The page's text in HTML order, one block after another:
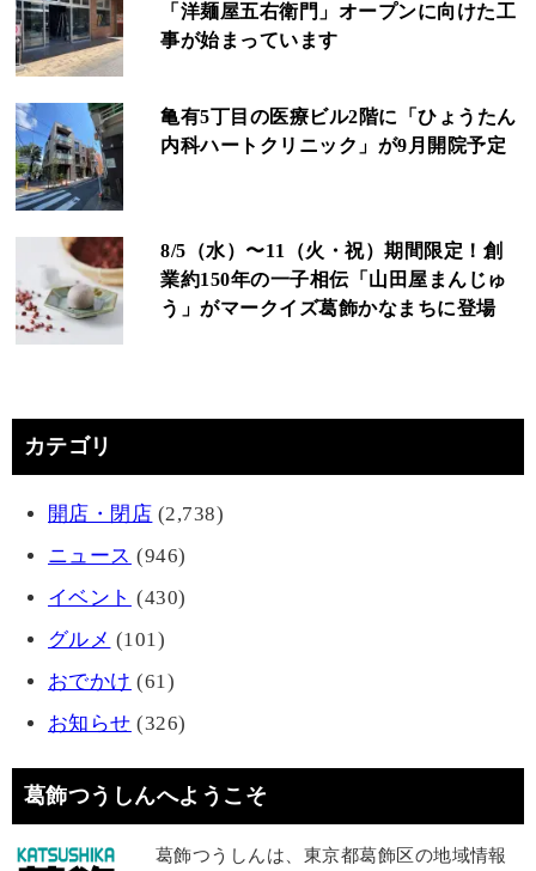
「洋麺屋五右衛門」オープンに向けた工
事が始まっています
亀有5丁目の医療ビル2階に「ひょうたん
内科ハートクリニック」が9月開院予定
8/5（水）〜11（火・祝）期間限定！創
業約150年の一子相伝「山田屋まんじゅ
う」がマークイズ葛飾かなまちに登場
カテゴリ
開店・閉店 (2,738)
ニュース (946)
イベント (430)
グルメ (101)
おでかけ (61)
お知らせ (326)
葛飾つうしんへようこそ
葛飾つうしんは、東京都葛飾区の地域情報